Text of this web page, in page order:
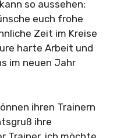
so aussehen:
euch frohe
Zeit im Kreise
harte Arbeit und
im neuen Jahr
ihren Trainern
ihre